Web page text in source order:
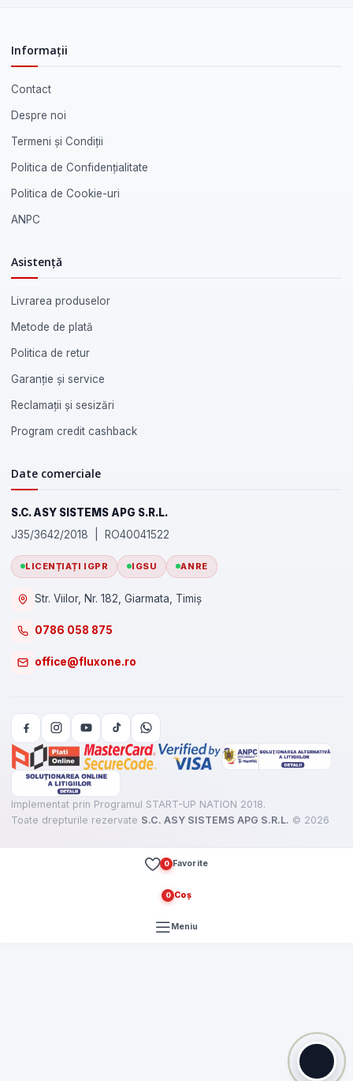
Informații
Contact
Despre noi
Termeni și Condiții
Politica de Confidențialitate
Politica de Cookie-uri
ANPC
Asistență
Livrarea produselor
Metode de plată
Politica de retur
Garanție și service
Reclamații și sesizări
Program credit cashback
Date comerciale
S.C. ASY SISTEMS APG S.R.L.
J35/3642/2018 | RO40041522
LICENȚIAȚI IGPR IGSU ANRE
Str. Viilor, Nr. 182, Giarmata, Timiș
0786 058 875
office@fluxone.ro
Implementat prin Programul START-UP NATION 2018.
Toate drepturile rezervate S.C. ASY SISTEMS APG S.R.L. © 2026
0 Favorite
0 Coș
Meniu